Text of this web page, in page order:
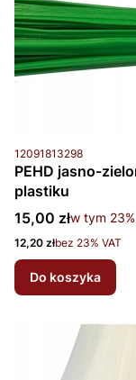
Kod produktu
12091813298
PEHD jasno-
plastiku
Cena brutto
15,00 złw tym %s
w tym 23%
Cena netto
12,20 złbez 23% VAT
Do koszyka